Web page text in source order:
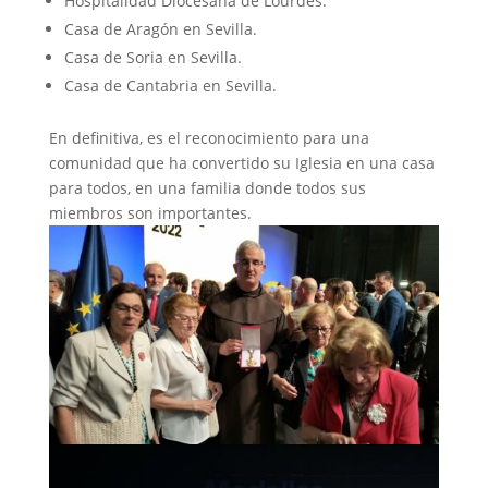
Casa de Aragón en Sevilla.
Casa de Soria en Sevilla.
Casa de Cantabria en Sevilla.
En definitiva, es el reconocimiento para una
comunidad que ha convertido su Iglesia en una casa
para todos, en una familia donde todos sus
miembros son importantes.